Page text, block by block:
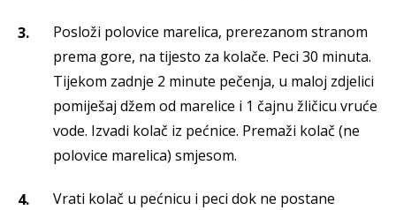
Posloži polovice marelica, prerezanom stranom
prema gore, na tijesto za kolače. Peci 30 minuta.
Tijekom zadnje 2 minute pečenja, u maloj zdjelici
pomiješaj džem od marelice i 1 čajnu žličicu vruće
vode. Izvadi kolač iz pećnice. Premaži kolač (ne
polovice marelica) smjesom.
Vrati kolač u pećnicu i peci dok ne postane